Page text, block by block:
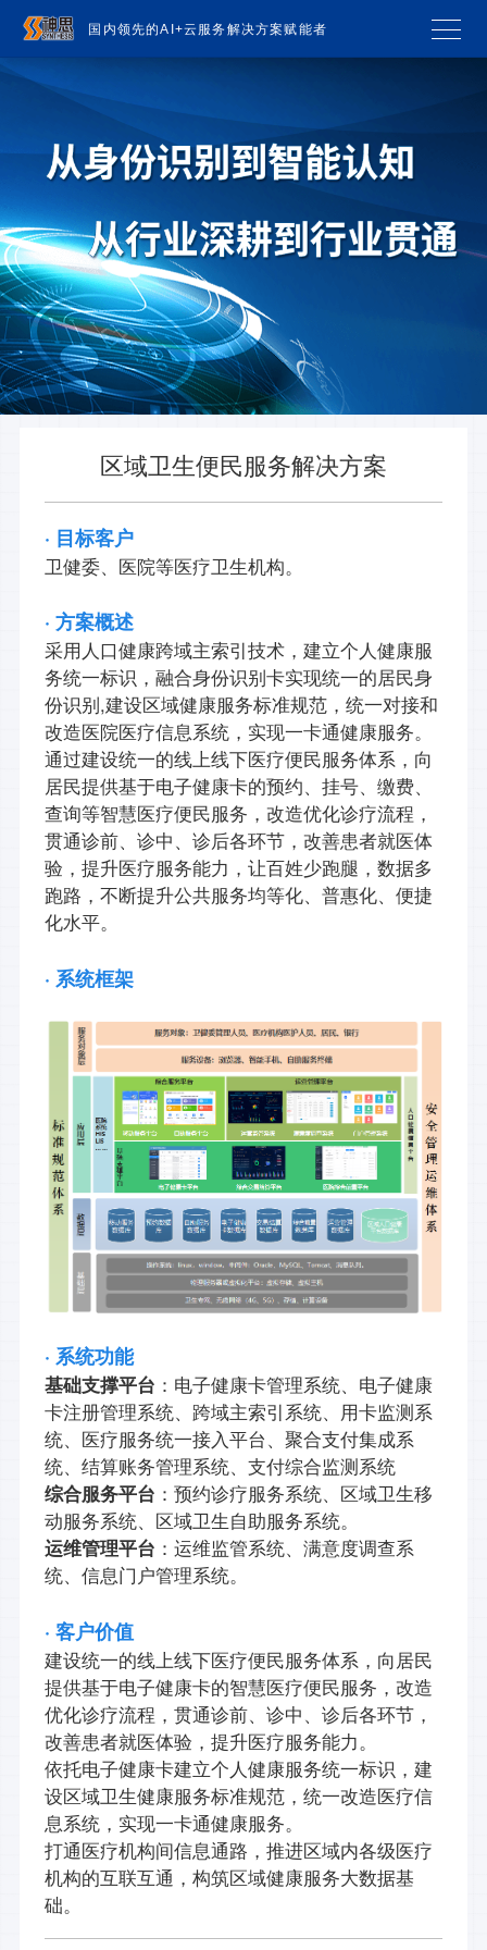
国内领先的AI+云服务解决方案赋能者
区域卫生便民服务解决方案
· 目标客户
卫健委、医院等医疗卫生机构。
· 方案概述
采用人口健康跨域主索引技术，建立个人健康服
务统一标识，融合身份识别卡实现统一的居民身
份识别,建设区域健康服务标准规范，统一对接和
改造医院医疗信息系统，实现一卡通健康服务。
通过建设统一的线上线下医疗便民服务体系，向
居民提供基于电子健康卡的预约、挂号、缴费、
查询等智慧医疗便民服务，改造优化诊疗流程，
贯通诊前、诊中、诊后各环节，改善患者就医体
验，提升医疗服务能力，让百姓少跑腿，数据多
跑路，不断提升公共服务均等化、普惠化、便捷
化水平。
· 系统框架
· 系统功能
基础支撑平台 ：电子健康卡管理系统、电子健康
卡注册管理系统、跨域主索引系统、用卡监测系
统、医疗服务统一接入平台、聚合支付集成系
统、结算账务管理系统、支付综合监测系统
综合服务平台 ：预约诊疗服务系统、区域卫生移
动服务系统、区域卫生自助服务系统。
运维管理平台 ：运维监管系统、满意度调查系
统、信息门户管理系统。
· 客户价值
建设统一的线上线下医疗便民服务体系，向居民
提供基于电子健康卡的智慧医疗便民服务，改造
优化诊疗流程，贯通诊前、诊中、诊后各环节，
改善患者就医体验，提升医疗服务能力。
依托电子健康卡建立个人健康服务统一标识，建
设区域卫生健康服务标准规范，统一改造医疗信
息系统，实现一卡通健康服务。
打通医疗机构间信息通路，推进区域内各级医疗
机构的互联互通，构筑区域健康服务大数据基
础。